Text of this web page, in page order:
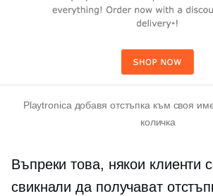
Playtronica добавя отстъпка към своя
количка
Въпреки това, някои клиенти
свикнали да получават